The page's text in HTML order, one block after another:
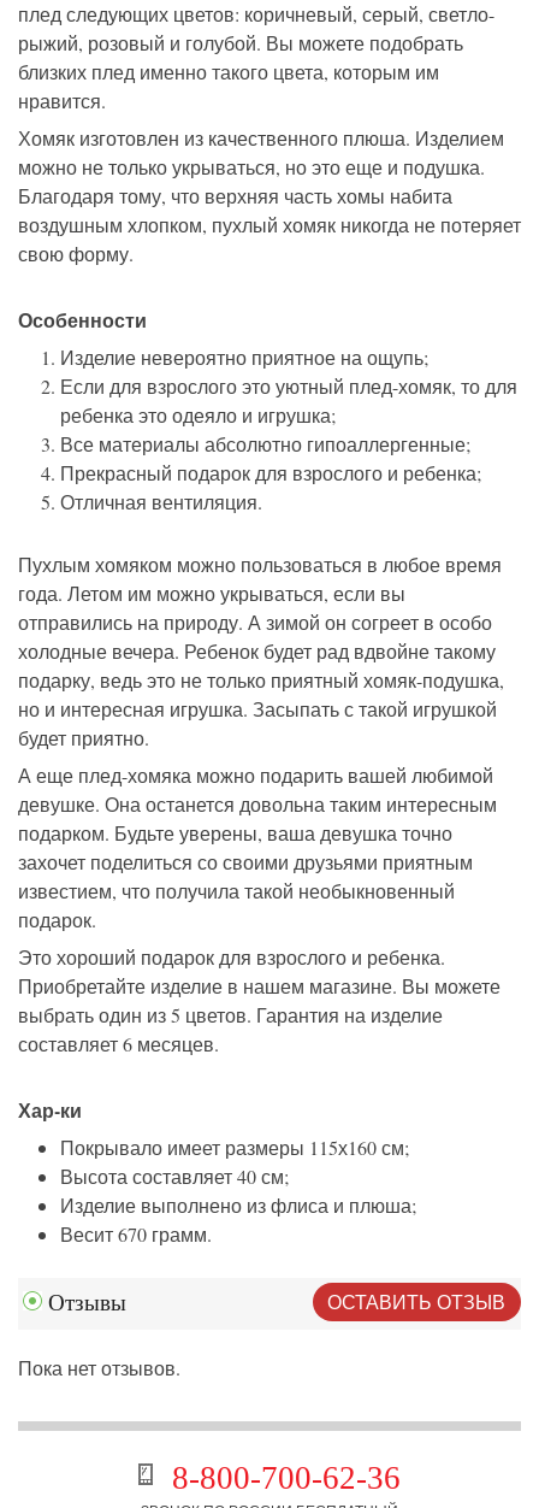
плед следующих цветов: коричневый, серый, светло-
рыжий, розовый и голубой. Вы можете подобрать
близких плед именно такого цвета, которым им
нравится.
Хомяк изготовлен из качественного плюша. Изделием
можно не только укрываться, но это еще и подушка.
Благодаря тому, что верхняя часть хомы набита
воздушным хлопком, пухлый хомяк никогда не потеряет
свою форму.
Особенности
Изделие невероятно приятное на ощупь;
Если для взрослого это уютный плед-хомяк, то для
ребенка это одеяло и игрушка;
Все материалы абсолютно гипоаллергенные;
Прекрасный подарок для взрослого и ребенка;
Отличная вентиляция.
Пухлым хомяком можно пользоваться в любое время
года. Летом им можно укрываться, если вы
отправились на природу. А зимой он согреет в особо
холодные вечера. Ребенок будет рад вдвойне такому
подарку, ведь это не только приятный хомяк-подушка,
но и интересная игрушка. Засыпать с такой игрушкой
будет приятно.
А еще плед-хомяка можно подарить вашей любимой
девушке. Она останется довольна таким интересным
подарком. Будьте уверены, ваша девушка точно
захочет поделиться со своими друзьями приятным
известием, что получила такой необыкновенный
подарок.
Это хороший подарок для взрослого и ребенка.
Приобретайте изделие в нашем магазине. Вы можете
выбрать один из 5 цветов. Гарантия на изделие
составляет 6 месяцев.
Хар-ки
Покрывало имеет размеры 115х160 см;
Высота составляет 40 см;
Изделие выполнено из флиса и плюша;
Весит 670 грамм.
Отзывы ОСТАВИТЬ ОТЗЫВ
Пока нет отзывов.
8-800-700-62-36